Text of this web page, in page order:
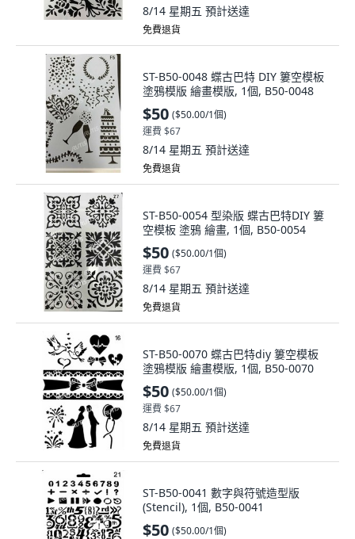
8/14 星期五 預計送達
免費退貨
ST-B50-0048 蝶古巴特 DIY 簍空模板
塗鴉模版 繪畫模版, 1個, B50-0048
$50 ($50.00/1個)
運費 $67
8/14 星期五 預計送達
免費退貨
ST-B50-0054 型染版 蝶古巴特DIY 簍
空模板 塗鴉 繪畫, 1個, B50-0054
$50 ($50.00/1個)
運費 $67
8/14 星期五 預計送達
免費退貨
ST-B50-0070 蝶古巴特diy 簍空模板
塗鴉模版 繪畫模版, 1個, B50-0070
$50 ($50.00/1個)
運費 $67
8/14 星期五 預計送達
免費退貨
ST-B50-0041 數字與符號造型版
(Stencil), 1個, B50-0041
$50 ($50.00/1個)